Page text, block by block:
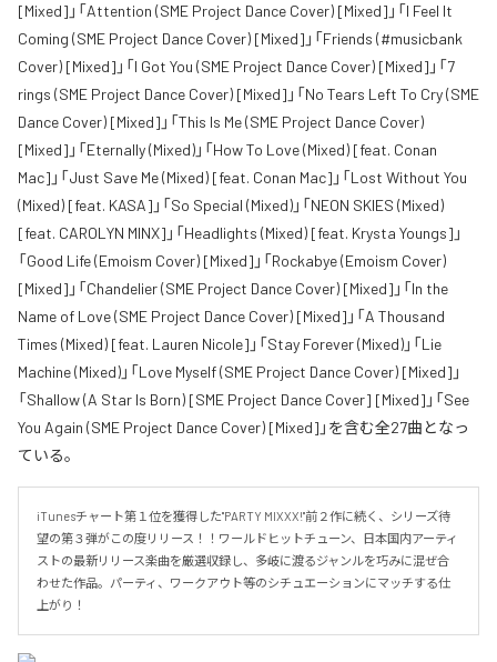
[Mixed]」「Attention (SME Project Dance Cover) [Mixed]」「I Feel It
Coming (SME Project Dance Cover) [Mixed]」「Friends (#musicbank
Cover) [Mixed]」「I Got You (SME Project Dance Cover) [Mixed]」「7
rings (SME Project Dance Cover) [Mixed]」「No Tears Left To Cry (SME
Dance Cover) [Mixed]」「This Is Me (SME Project Dance Cover)
[Mixed]」「Eternally (Mixed)」「How To Love (Mixed) [feat. Conan
Mac]」「Just Save Me (Mixed) [feat. Conan Mac]」「Lost Without You
(Mixed) [feat. KASA]」「So Special (Mixed)」「NEON SKIES (Mixed)
[feat. CAROLYN MINX]」「Headlights (Mixed) [feat. Krysta Youngs]」
「Good Life (Emoism Cover) [Mixed]」「Rockabye (Emoism Cover)
[Mixed]」「Chandelier (SME Project Dance Cover) [Mixed]」「In the
Name of Love (SME Project Dance Cover) [Mixed]」「A Thousand
Times (Mixed) [feat. Lauren Nicole]」「Stay Forever (Mixed)」「Lie
Machine (Mixed)」「Love Myself (SME Project Dance Cover) [Mixed]」
「Shallow (A Star Is Born) [SME Project Dance Cover] [Mixed]」「See
You Again (SME Project Dance Cover) [Mixed]」を含む全27曲となっ
ている。
iTunesチャート第１位を獲得した''PARTY MIXXX!''前２作に続く、シリーズ待
望の第３弾がこの度リリース！！ワールドヒットチューン、日本国内アーティ
ストの最新リリース楽曲を厳選収録し、多岐に渡るジャンルを巧みに混ぜ合
わせた作品。パーティ、ワークアウト等のシチュエーションにマッチする仕
上がり！